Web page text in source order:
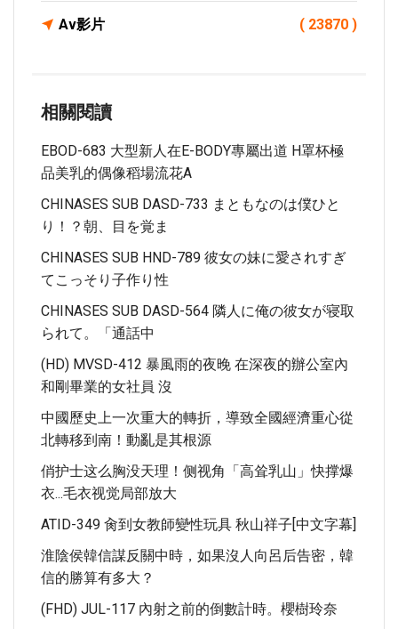
Av影片 ( 23870 )
相關閱讀
EBOD-683 大型新人在E-BODY專屬出道 H罩杯極
品美乳的偶像稻場流花A
CHINASES SUB DASD-733 まともなのは僕ひと
り！？朝、目を覚ま
CHINASES SUB HND-789 彼女の妹に愛されすぎ
てこっそり子作り性
CHINASES SUB DASD-564 隣人に俺の彼女が寝取
られて。「通話中
(HD) MVSD-412 暴風雨的夜晚 在深夜的辦公室內
和剛畢業的女社員 沒
中國歷史上一次重大的轉折，導致全國經濟重心從
北轉移到南！動亂是其根源
俏护士这么胸没天理！侧视角「高耸乳山」快撑爆
衣...毛衣视觉局部放大
ATID-349 肏到女教師變性玩具 秋山祥子[中文字幕]
淮陰侯韓信謀反關中時，如果沒人向呂后告密，韓
信的勝算有多大？
(FHD) JUL-117 內射之前的倒數計時。櫻樹玲奈